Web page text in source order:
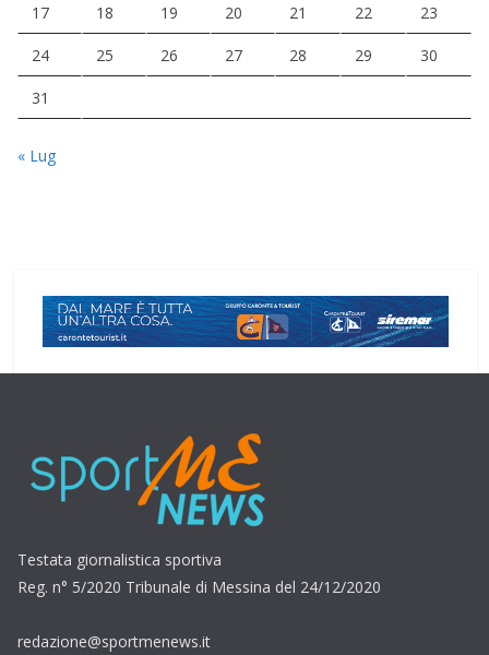
17 18 19 20 21 22 23
24 25 26 27 28 29 30
31
« Lug
Testata giornalistica sportiva
Reg. n° 5/2020 Tribunale di Messina del 24/12/2020
redazione@sportmenews.it